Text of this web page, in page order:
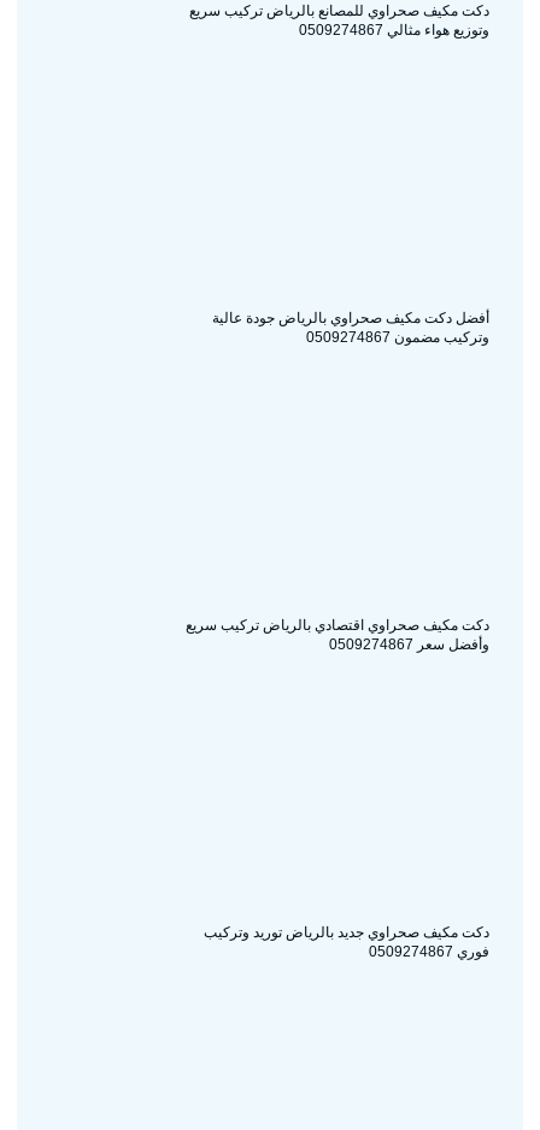
دكت مكيف صحراوي للمصانع بالرياض تركيب سريع
وتوزيع هواء مثالي 0509274867
أفضل دكت مكيف صحراوي بالرياض جودة عالية
وتركيب مضمون 0509274867
دكت مكيف صحراوي اقتصادي بالرياض تركيب سريع
وأفضل سعر 0509274867
دكت مكيف صحراوي جديد بالرياض توريد وتركيب
فوري 0509274867